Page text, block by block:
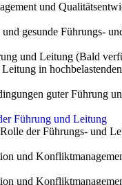
und
gesunde Führungs-
und Leitung (Bald
in
guter Führung
Führung und Leitung
der Führungs- und
und
und